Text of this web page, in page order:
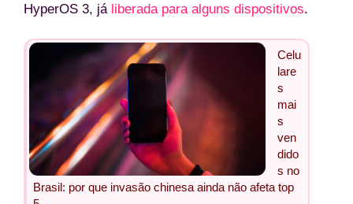
HyperOS 3, já liberada para alguns dispositivos.
Celu
lare
s
mai
s
ven
dido
s no
Brasil: por que invasão chinesa ainda não afeta top